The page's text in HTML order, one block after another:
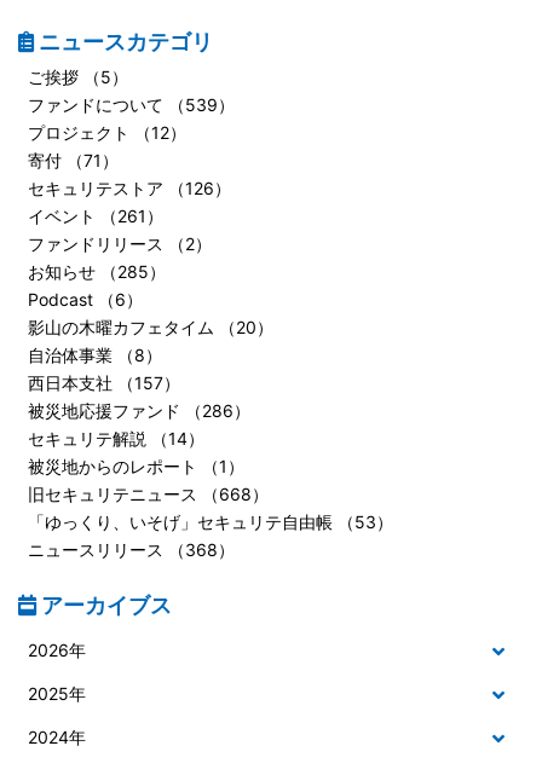
ニュースカテゴリ
ご挨拶 （5）
ファンドについて （539）
プロジェクト （12）
寄付 （71）
セキュリテストア （126）
イベント （261）
ファンドリリース （2）
お知らせ （285）
Podcast （6）
影山の木曜カフェタイム （20）
自治体事業 （8）
西日本支社 （157）
被災地応援ファンド （286）
セキュリテ解説 （14）
被災地からのレポート （1）
旧セキュリテニュース （668）
「ゆっくり、いそげ」セキュリテ自由帳 （53）
ニュースリリース （368）
アーカイブス
2026年
2025年
2024年